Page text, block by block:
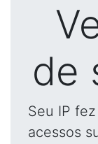
de
Seu IP
acessos